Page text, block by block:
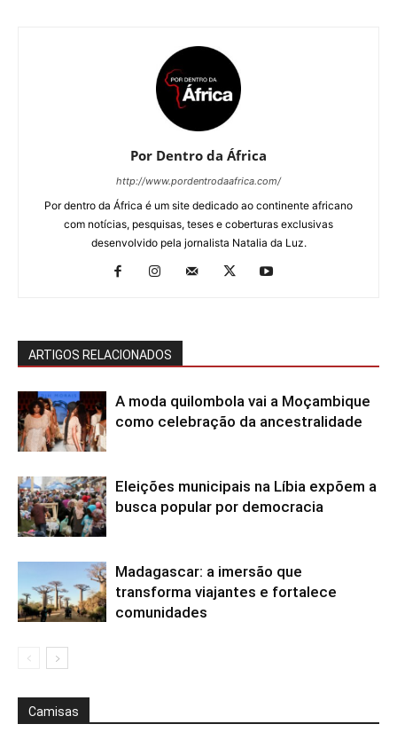
Por Dentro da África
http://www.pordentrodaafrica.com/
Por dentro da África é um site dedicado ao continente africano
com notícias, pesquisas, teses e coberturas exclusivas
desenvolvido pela jornalista Natalia da Luz.
ARTIGOS RELACIONADOS
A moda quilombola vai a Moçambique
como celebração da ancestralidade
Eleições municipais na Líbia expõem a
busca popular por democracia
Madagascar: a imersão que
transforma viajantes e fortalece
comunidades
Camisas